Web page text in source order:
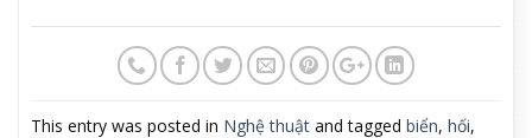
This entry was posted in Nghệ thuật and tagged biển, hối,